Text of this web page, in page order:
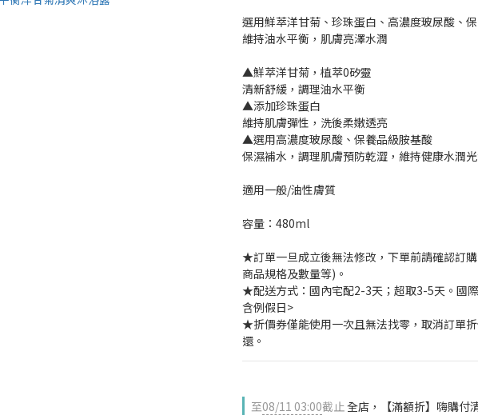
選用鮮萃洋甘菊、珍珠蛋白、高濃度玻尿酸、保
維持油水平衡，肌膚亮澤水潤
▲鮮萃洋甘菊，植萃0矽靈
清新舒緩，調理油水平衡
▲添加珍珠蛋白
維持肌膚彈性，洗後柔嫩透亮
▲選用高濃度玻尿酸、保養品級胺基酸
保濕補水，調理肌膚預防乾澀，維持健康水潤
適用一般/油性膚質
容量：480ml
★訂單一旦成立後無法修改，下單前請確認訂購
商品規格及數量等)。
★配送方式：國內宅配2-3天；超取3-5天。國
含例假日>
★折價券僅能使用一次且無法找零，取消訂單
還。
至08/11 03:00截止全店，【滿額折】嗨購付